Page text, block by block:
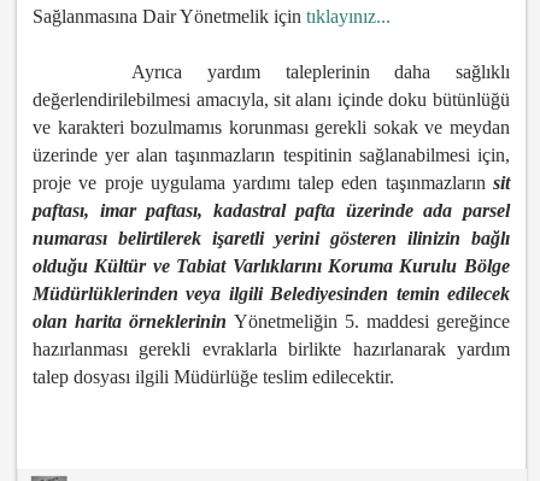
Sağlanmasına Dair Yönetmelik içintıklayınız...
Ayrıca yardım taleplerinin daha sağlıklı
değerlendirilebilmesi amacıyla, sit alanı içinde doku bütünlüğü
ve karakteri bozulmamıs korunması gerekli sokak ve meydan
üzerinde yer alan taşınmazların tespitinin sağlanabilmesi için,
proje ve proje uygulama yardımı talep eden taşınmazların sit
paftası, imar paftası, kadastral pafta üzerinde ada parsel
numarası belirtilerek işaretli yerini gösteren ilinizin bağlı
olduğu Kültür ve Tabiat Varlıklarını Koruma Kurulu Bölge
Müdürlüklerinden veya ilgili Belediyesinden temin edilecek
olan harita örneklerinin Yönetmeliğin 5. maddesi gereğince
hazırlanması gerekli evraklarla birlikte hazırlanarak yardım
talep dosyası ilgili Müdürlüğe teslim edilecektir.